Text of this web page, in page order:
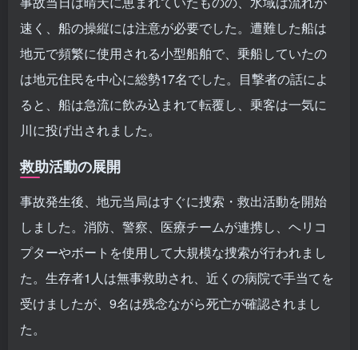
速く、船の操縦には注意が必要でした。遭難した船は
地元で頻繁に使用される小型船舶で、乗船していたの
は地元住民を中心に総勢17名でした。目撃者の話によ
ると、船は急流に飲み込まれて転覆し、乗客は一気に
川に投げ出されました。
救助活動の展開
事故発生後、地元当局はすぐに捜索・救出活動を開始
しました。消防、警察、医療チームが連携し、ヘリコ
プターやボートを使用して大規模な捜索が行われまし
た。生存者1人は無事救助され、近くの病院で手当てを
受けましたが、9名は残念ながら死亡が確認されまし
た。